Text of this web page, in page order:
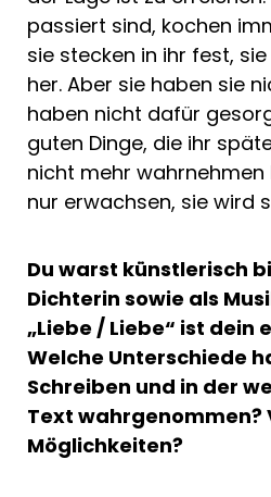
passiert sind, kochen
sie stecken in ihr fest,
her. Aber sie haben sie
haben nicht dafür
guten Dinge, die ihr
nicht mehr wahrnehmen
nur erwachsen, sie wird
Du warst künstlerisch
Dichterin sowie als
„Liebe / Liebe“ ist dein
Welche Unterschiede
Schreiben und in der
Text wahrgenommen?
Möglichkeiten?